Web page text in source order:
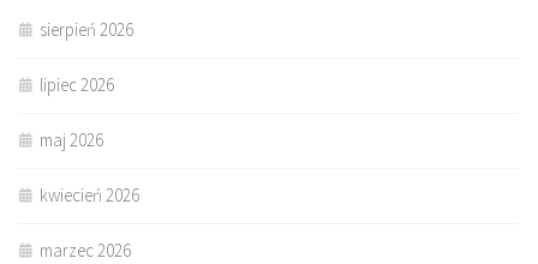
sierpień 2026
lipiec 2026
maj 2026
kwiecień 2026
marzec 2026